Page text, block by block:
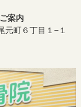
案内
元町６丁目１−１